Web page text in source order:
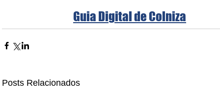
Guia Digital de Colniza
Posts Relacionados